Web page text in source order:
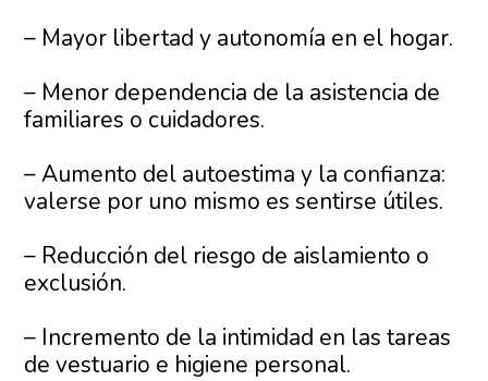
– Mayor libertad y autonomía en el hogar.
– Menor dependencia de la asistencia de
familiares o cuidadores.
– Aumento del autoestima y la confianza:
valerse por uno mismo es sentirse útiles.
– Reducción del riesgo de aislamiento o
exclusión.
– Incremento de la intimidad en las tareas
de vestuario e higiene personal.